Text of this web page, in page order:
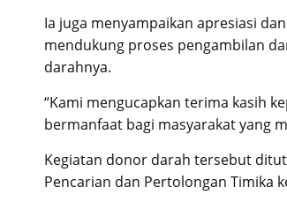
Ia juga menyampaikan apresiasi
mendukung proses pengambilan
darahnya.
“Kami mengucapkan terima kasih
bermanfaat bagi masyarakat yang
Kegiatan donor darah tersebut
Pencarian dan Pertolongan Timika